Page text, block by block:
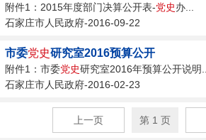
附件1：2015年度部门决算公开表-党史办...
石家庄市人民政府-2016-09-22
市委党史研究室2016预算公开
附件1：市委党史研究室2016年预算公开说明...
石家庄市人民政府-2016-02-23
上一页 第 1 页